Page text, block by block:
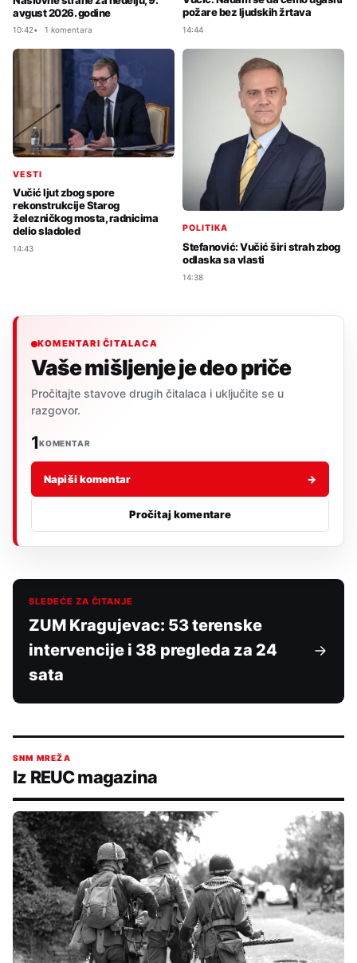
avgust 2026. godine
10:42 1 komentara
požare bez ljudskih žrtava
14:44
VESTI
Vučić ljut zbog spore
rekonstrukcije Starog
železničkog mosta, radnicima
delio sladoled
14:43
POLITIKA
Stefanović: Vučić širi strah zbog
odlaska sa vlasti
14:38
KOMENTARI ČITALACA
Vaše mišljenje je deo priče
Pročitajte stavove drugih čitalaca i uključite se u
razgovor.
1KOMENTAR
Napiši komentar →
Pročitaj komentare
SLEDEĆE ZA ČITANJE
ZUM Kragujevac: 53 terenske
intervencije i 38 pregleda za 24
sata
SNM MREŽA
Iz REUC magazina